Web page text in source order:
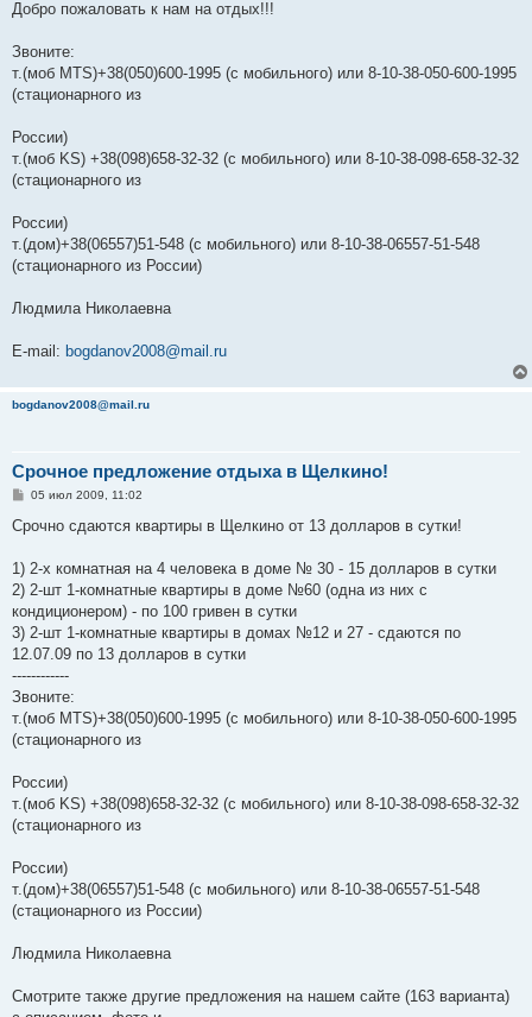
Добро пожаловать к нам на отдых!!!
Звоните:
т.(моб МТS)+38(050)600-1995 (с мобильного) или 8-10-38-050-600-1995
(стационарного из
России)
т.(моб KS) +38(098)658-32-32 (с мобильного) или 8-10-38-098-658-32-32
(стационарного из
России)
т.(дом)+38(06557)51-548 (с мобильного) или 8-10-38-06557-51-548
(стационарного из России)
Людмила Николаевна
E-mail: bogdanov2008@mail.ru
bogdanov2008@mail.ru
Срочное предложение отдыха в Щелкино!
С
о
е
и
е
05 июл 2009, 11:02
Срочно сдаются квартиры в Щелкино от 13 долларов в сутки!
1) 2-х комнатная на 4 человека в доме № 30 - 15 долларов в сутки
2) 2-шт 1-комнатные квартиры в доме №60 (одна из них с
кондиционером) - по 100 гривен в сутки
3) 2-шт 1-комнатные квартиры в домах №12 и 27 - сдаются по
12.07.09 по 13 долларов в сутки
------------
Звоните:
т.(моб МТS)+38(050)600-1995 (с мобильного) или 8-10-38-050-600-1995
(стационарного из
России)
т.(моб KS) +38(098)658-32-32 (с мобильного) или 8-10-38-098-658-32-32
(стационарного из
России)
т.(дом)+38(06557)51-548 (с мобильного) или 8-10-38-06557-51-548
(стационарного из России)
Людмила Николаевна
Смотрите также другие предложения на нашем сайте (163 варианта)